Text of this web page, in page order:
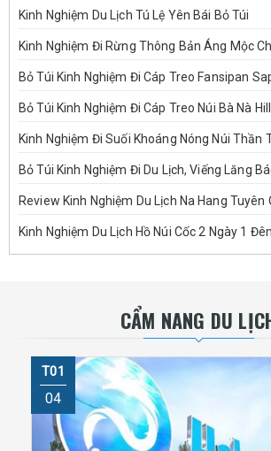
Kinh Nghiệm Du Lịch Tú Lệ Yên Bái Bỏ Túi
Kinh Nghiệm Đi Rừng Thông Bản Áng Mộc
Bỏ Túi Kinh Nghiệm Đi Cáp Treo Fansipan
Bỏ Túi Kinh Nghiệm Đi Cáp Treo Núi Bà Nà
Kinh Nghiệm Đi Suối Khoáng Nóng Núi Thần
Bỏ Túi Kinh Nghiệm Đi Du Lịch, Viếng Lăng
Review Kinh Nghiệm Du Lịch Na Hang Tuyên
Kinh Nghiệm Du Lịch Hồ Núi Cốc 2 Ngày 1
CẨM NANG DU
T01
04